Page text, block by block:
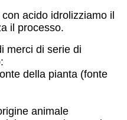
acido idrolizziamo il
il processo.
merci di serie di
della pianta (fonte
animale